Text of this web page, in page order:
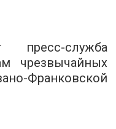
пресс-служба
чрезвычайных